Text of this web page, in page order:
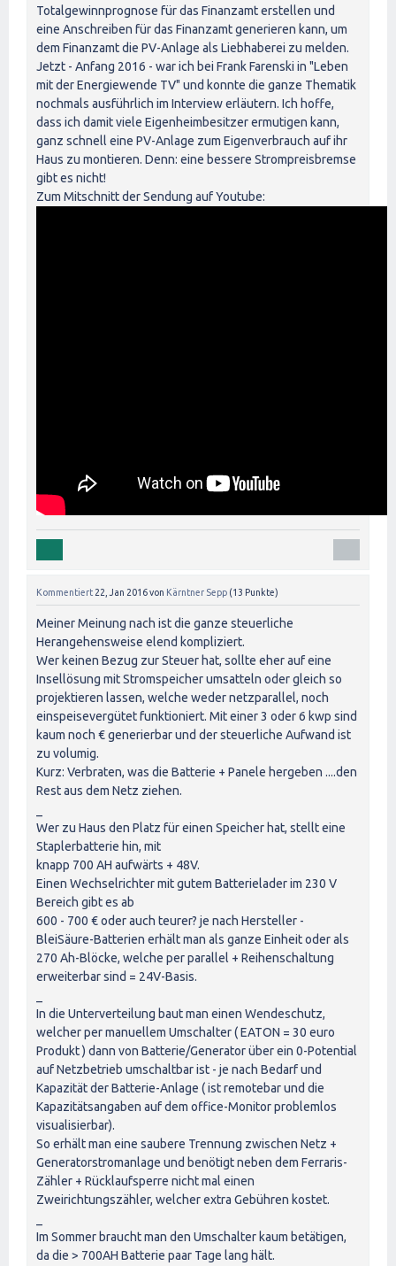
Totalgewinnprognose für das Finanzamt erstellen und
eine Anschreiben für das Finanzamt generieren kann, um
dem Finanzamt die PV-Anlage als Liebhaberei zu melden.
Jetzt - Anfang 2016 - war ich bei Frank Farenski in "Leben
mit der Energiewende TV" und konnte die ganze Thematik
nochmals ausführlich im Interview erläutern. Ich hoffe,
dass ich damit viele Eigenheimbesitzer ermutigen kann,
ganz schnell eine PV-Anlage zum Eigenverbrauch auf ihr
Haus zu montieren. Denn: eine bessere Strompreisbremse
gibt es nicht!
Zum Mitschnitt der Sendung auf Youtube:
Kommentiert 22, Jan 2016von Kärntner Sepp (13 Punkte)
Meiner Meinung nach ist die ganze steuerliche
Herangehensweise elend kompliziert.
Wer keinen Bezug zur Steuer hat, sollte eher auf eine
Insellösung mit Stromspeicher umsatteln oder gleich so
projektieren lassen, welche weder netzparallel, noch
einspeisevergütet funktioniert. Mit einer 3 oder 6 kwp sind
kaum noch € generierbar und der steuerliche Aufwand ist
zu volumig.
Kurz: Verbraten, was die Batterie + Panele hergeben ....den
Rest aus dem Netz ziehen.
Wer zu Haus den Platz für einen Speicher hat, stellt eine
Staplerbatterie hin, mit
knapp 700 AH aufwärts + 48V.
Einen Wechselrichter mit gutem Batterielader im 230 V
Bereich gibt es ab
600 - 700 € oder auch teurer? je nach Hersteller -
BleiSäure-Batterien erhält man als ganze Einheit oder als
270 Ah-Blöcke, welche per parallel + Reihenschaltung
erweiterbar sind = 24V-Basis.
In die Unterverteilung baut man einen Wendeschutz,
welcher per manuellem Umschalter ( EATON = 30 euro
Produkt ) dann von Batterie/Generator über ein 0-Potential
auf Netzbetrieb umschaltbar ist - je nach Bedarf und
Kapazität der Batterie-Anlage ( ist remotebar und die
Kapazitätsangaben auf dem office-Monitor problemlos
visualisierbar).
So erhält man eine saubere Trennung zwischen Netz +
Generatorstromanlage und benötigt neben dem Ferraris-
Zähler + Rücklaufsperre nicht mal einen
Zweirichtungszähler, welcher extra Gebühren kostet.
Im Sommer braucht man den Umschalter kaum betätigen,
da die > 700AH Batterie paar Tage lang hält.